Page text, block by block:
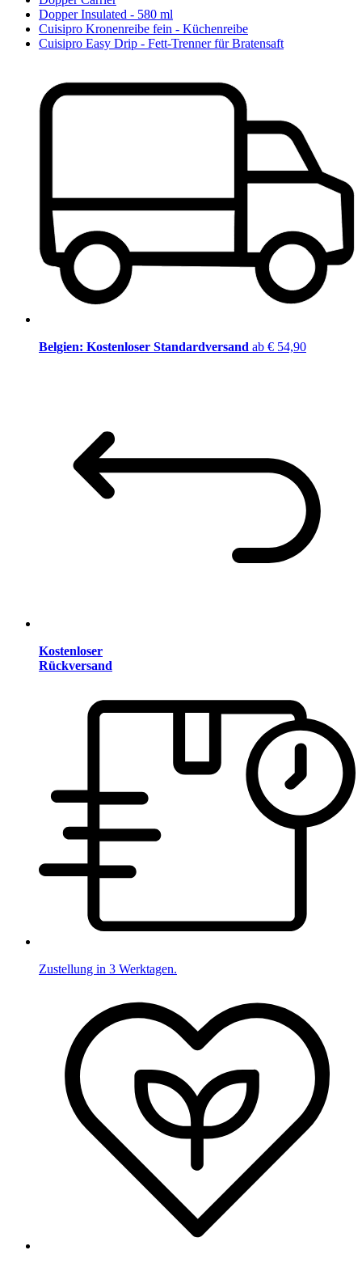
Dopper Insulated - 580 ml
Cuisipro Kronenreibe fein - Küchenreibe
Cuisipro Easy Drip - Fett-Trenner für Bratensaft
Belgien: Kostenloser Standardversand ab € 54,90
Kostenloser
Rückversand
Zustellung in 3 Werktagen.